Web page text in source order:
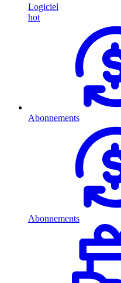
Logiciel
hot
Abonnements
Abonnements